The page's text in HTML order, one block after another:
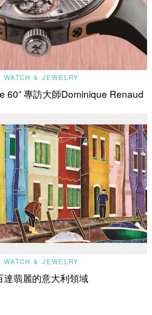
WATCH & JEWELRY
60” 專訪大師Dominique Renaud
WATCH & JEWELRY
達翡麗的意大利領域